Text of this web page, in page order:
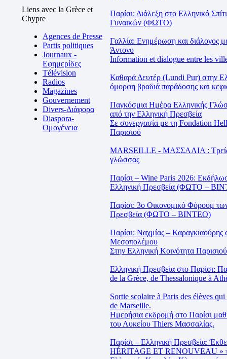
Liens avec la Grèce et
Chypre
Agences de Presse
Partis politiques
Journaux -
Εφημερίδες
Télévision
Radios
Magazines
Gouvernement
Divers-Διάφορα
Diaspora-
Ομογένεια
Παρίσι: Διάλεξη στο Ελληνικό
Γυναικών (ΦΩΤΟ)
Γαλλία: Ενημέρωση και διάλογος
Άντονυ
Information et dialogue entre les
Καθαρά Δευτέρ (Lundi Pur) στην
όμορφη βραδιά παράδοσης και
Παγκόσμια Ημέρα Ελληνικής
από την Ελληνική Πρεσβεία
Σε συνεργασία με τη Fondation
Παρισιού
MARSEILLE - ΜΑΣΣΑΛΙΑ : Τρείς
γλώσσας
Παρίσι – Wine Paris 2026:
Ελληνική Πρεσβεία (ΦΩΤΟ –
Παρίσι: 3ο Οικονομικό Φόρουμ
Πρεσβεία (ΦΩΤΟ – ΒΙΝΤΕΟ)
Παρίσι: Ναχμίας – Καραγκιαούρης
Μεσοπολέμου
Στην Ελληνική Κοινότητα
Ελληνική Πρεσβεία στο Παρίσι:
de la Grèce, de Thessalonique à
Sortie scolaire à Paris des élèves
de Marseille.
Ημερήσια εκδρομή στο Παρίσι
του Λυκείου Thiers Μασσαλίας.
Παρίσι – Ελληνική Πρεσβεία:
HÉRITAGE ET RENOUVEAU »